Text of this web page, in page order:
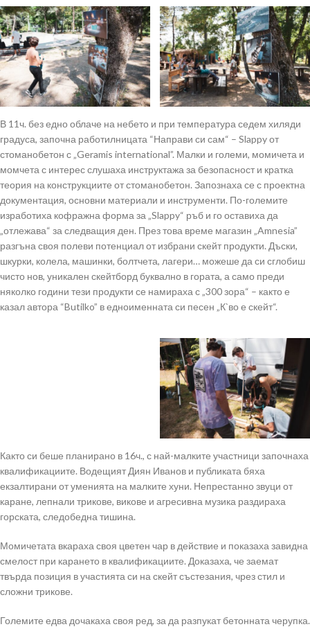
В 11ч. без едно облаче на небето и при температура седем хиляди
градуса, започна работилницата “Направи си сам“ – Slappy от
стоманобетон с „Geramis international”. Малки и големи, момичета и
момчета с интерес слушаха инструктажа за безопасност и кратка
теория на конструкциите от стоманобетон. Запознаха се с проектна
документация, основни материали и инструменти. По-големите
изработиха кофражна форма за „Slappy“ ръб и го оставиха да
„отлежава“ за следващия ден. През това време магазин „Amnesia”
разгъна своя полеви потенциал от избрани скейт продукти. Дъски,
шкурки, колела, машинки, болтчета, лагери… можеше да си сглобиш
чисто нов, уникален скейтборд буквално в гората, а само преди
няколко години тези продукти се намираха с „300 зора“ – както е
казал автора “Butilko” в едноименната си песен „К`во е скейт“.
Както си беше планирано в 16ч., с най-малките участници започнаха
квалификациите. Водещият Диян Иванов и публиката бяха
екзалтирани от уменията на малките хуни. Непрестанно звуци от
каране, лепнали трикове, викове и агресивна музика раздираха
горската, следобедна тишина.
Момичетата вкараха своя цветен чар в действие и показаха завидна
смелост при карането в квалификациите. Доказаха, че заемат
твърда позиция в участията си на скейт състезания, чрез стил и
сложни трикове.
Големите едва дочакаха своя ред, за да разпукат бетонната черупка.